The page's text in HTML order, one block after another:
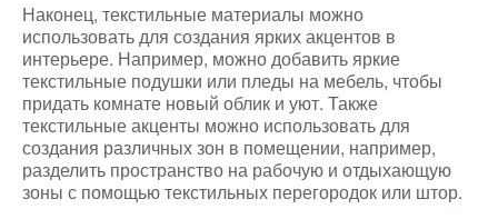
Наконец, текстильные материалы можно
использовать для создания ярких акцентов в
интерьере. Например, можно добавить яркие
текстильные подушки или пледы на мебель, чтобы
придать комнате новый облик и уют. Также
текстильные акценты можно использовать для
создания различных зон в помещении, например,
разделить пространство на рабочую и отдыхающую
зоны с помощью текстильных перегородок или штор.